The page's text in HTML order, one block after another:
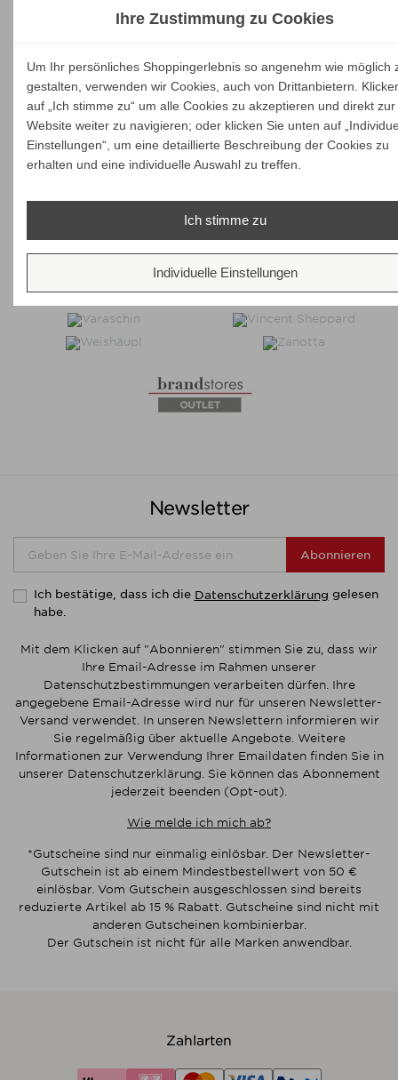
Newsletter
Abonnieren
Ich bestätige, dass ich die Datenschutzerklärung gelesen
habe.
Mit dem Klicken auf "Abonnieren" stimmen Sie zu, dass wir
Ihre Email-Adresse im Rahmen unserer
Datenschutzbestimmungen verarbeiten dürfen. Ihre
angegebene Email-Adresse wird nur für unseren Newsletter-
Versand verwendet. In unseren Newslettern informieren wir
Sie regelmäßig über aktuelle Angebote. Weitere
Informationen zur Verwendung Ihrer Emaildaten finden Sie in
unserer Datenschutzerklärung. Sie können das Abonnement
jederzeit beenden (Opt-out).
Wie melde ich mich ab?
*Gutscheine sind nur einmalig einlösbar. Der Newsletter-
Gutschein ist ab einem Mindestbestellwert von 50 €
einlösbar. Vom Gutschein ausgeschlossen sind bereits
reduzierte Artikel ab 15 % Rabatt. Gutscheine sind nicht mit
anderen Gutscheinen kombinierbar.
Der Gutschein ist nicht für alle Marken anwendbar.
Zahlarten
Ihre Zustimmung zu Cookies
Um Ihr persönliches Shoppingerlebnis so angenehm wie möglich
gestalten, verwenden wir Cookies, auch von Drittanbietern.
auf „Ich stimme zu“ um alle Cookies zu akzeptieren und direkt zur
Website weiter zu navigieren; oder klicken Sie unten auf
Einstellungen“, um eine detaillierte Beschreibung der Cookies zu
erhalten und eine individuelle Auswahl zu treffen.
Ich stimme zu
Individuelle Einstellungen